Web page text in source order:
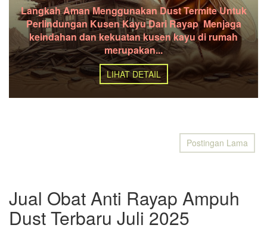
Langkah Aman Menggunakan Dust Termite Untuk
Perlindungan Kusen Kayu Dari Rayap Menjaga
keindahan dan kekuatan kusen kayu di rumah
merupakan...
LIHAT DETAIL
Postingan Lama
Jual Obat Anti Rayap Ampuh
Dust Terbaru Juli 2025